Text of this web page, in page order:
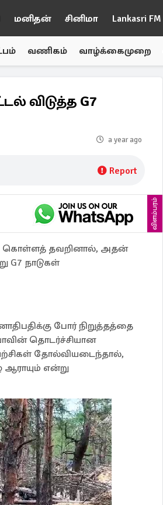
மனிதன் சினிமா Lankasri FM
வணிகம் வாழ்க்கைமுறை
விடுத்த G7
a year ago
Report
விளம்பரம்
கொள்ளத் தவறினால், அதன்
G7 நாடுகள்
போர் நிறுத்தத்தை
தொடர்ச்சியான
தோல்வியடைந்தால்,
ஆராயும் என்று